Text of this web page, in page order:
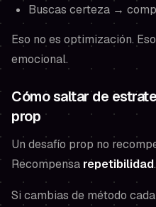
Buscas certeza →
Eso no es optimización.
emocional.
Cómo saltar de
prop
Un desafío prop no
Recompensa repetibilidad.
Si cambias de método